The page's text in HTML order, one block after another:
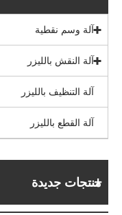
آلة وسم نقطية
آلة النقش بالليزر
آلة التنظيف بالليزر
آلة القطع بالليزر
منتجات جديدة